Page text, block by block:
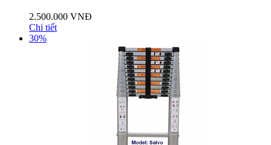
2.500.000 VNĐ
Chi tiết
30%